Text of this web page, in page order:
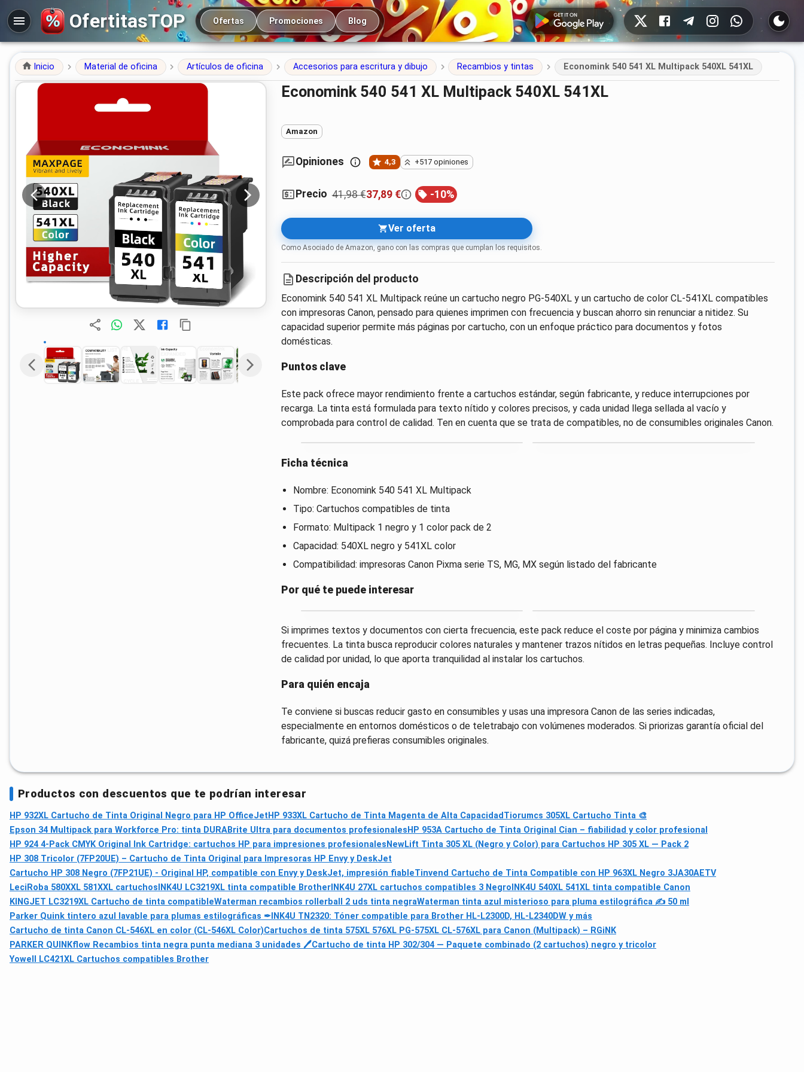
OfertitasTOP Navegación principal
Ofertas Promociones Blog
Redes sociales
Inicio Material de oficina Artículos de oficina Accesorios para escritura y dibujo Recambios y tintas Economink 540 541 XL Multipack 540XL 541XL
Economink 540 541 XL Multipack 540XL 541XL
Amazon
Opiniones 4,3 +517 opiniones
Precio 41,98 €37,89 € -10%
Ver oferta
Como Asociado de Amazon, gano con las compras que cumplan los requisitos.
Descripción del producto
Economink 540 541 XL Multipack reúne un cartucho negro PG-540XL y un cartucho de color CL-541XL compatibles
con impresoras Canon, pensado para quienes imprimen con frecuencia y buscan ahorro sin renunciar a nitidez. Su
capacidad superior permite más páginas por cartucho, con un enfoque práctico para documentos y fotos
domésticas.
Puntos clave
Este pack ofrece mayor rendimiento frente a cartuchos estándar, según fabricante, y reduce interrupciones por
recarga. La tinta está formulada para texto nítido y colores precisos, y cada unidad llega sellada al vacío y
comprobada para control de calidad. Ten en cuenta que se trata de compatibles, no de consumibles originales Canon.
Ficha técnica
Nombre: Economink 540 541 XL Multipack
Tipo: Cartuchos compatibles de tinta
Formato: Multipack 1 negro y 1 color pack de 2
Capacidad: 540XL negro y 541XL color
Compatibilidad: impresoras Canon Pixma serie TS, MG, MX según listado del fabricante
Por qué te puede interesar
Si imprimes textos y documentos con cierta frecuencia, este pack reduce el coste por página y minimiza cambios
frecuentes. La tinta busca reproducir colores naturales y mantener trazos nítidos en letras pequeñas. Incluye control
de calidad por unidad, lo que aporta tranquilidad al instalar los cartuchos.
Para quién encaja
Te conviene si buscas reducir gasto en consumibles y usas una impresora Canon de las series indicadas,
especialmente en entornos domésticos o de teletrabajo con volúmenes moderados. Si priorizas garantía oficial del
fabricante, quizá prefieras consumibles originales.
Productos con descuentos que te podrían interesar
HP 932XL Cartucho de Tinta Original Negro para HP OfficeJet HP 933XL Cartucho de Tinta Magenta de Alta CapacidadTiorumcs 305XL Cartucho Tinta 🎨
Epson 34 Multipack para Workforce Pro: tinta DURABrite Ultra para documentos profesionales HP 953A Cartucho de Tinta Original Cian – fiabilidad y color profesional
HP 924 4-Pack CMYK Original Ink Cartridge: cartuchos HP para impresiones profesionales NewLift Tinta 305 XL (Negro y Color) para Cartuchos HP 305 XL — Pack 2
HP 308 Tricolor (7FP20UE) – Cartucho de Tinta Original para Impresoras HP Envy y DeskJet
Cartucho HP 308 Negro (7FP21UE) - Original HP, compatible con Envy y DeskJet, impresión fiableTinvend Cartucho de Tinta Compatible con HP 963XL Negro 3JA30AETV
LeciRoba 580XXL 581XXL cartuchos INK4U LC3219XL tinta compatible Brother INK4U 27XL cartuchos compatibles 3 Negro INK4U 540XL 541XL tinta compatible Canon
KINGJET LC3219XL Cartucho de tinta compatibleWaterman recambios rollerball 2 uds tinta negraWaterman tinta azul misterioso para pluma estilográfica ✍️ 50 ml
Parker Quink tintero azul lavable para plumas estilográficas ✒ INK4U TN2320: Tóner compatible para Brother HL-L2300D, HL-L2340DW y más
Cartucho de tinta Canon CL-546XL en color (CL-546XL Color)Cartuchos de tinta 575XL 576XL PG-575XL CL-576XL para Canon (Multipack) – RGiNK
PARKER QUINKflow Recambios tinta negra punta mediana 3 unidades 🖊Cartucho de tinta HP 302/304 — Paquete combinado (2 cartuchos) negro y tricolor
Yowell LC421XL Cartuchos compatibles Brother